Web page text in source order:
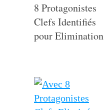
8 Protagonistes
Clefs Identifiés
pour Elimination